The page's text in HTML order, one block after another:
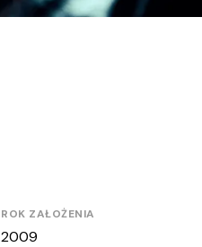
ROK ZAŁOŻENIA
2009